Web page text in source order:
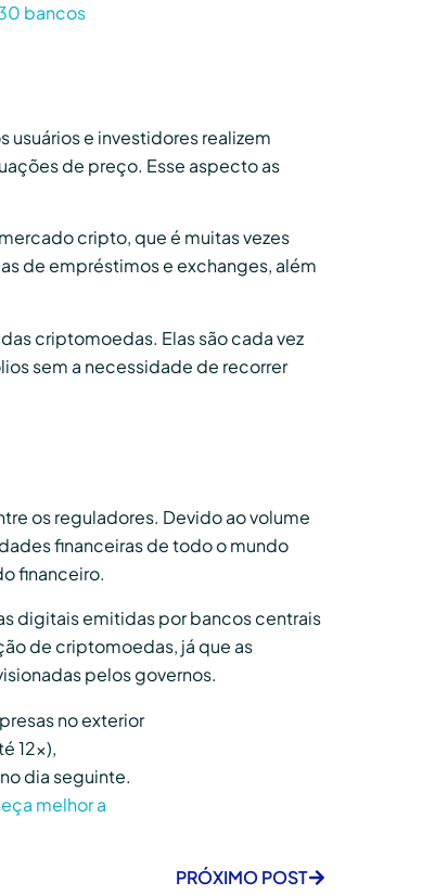
bancos
e investidores realizem
de preço. Esse aspecto as
cripto, que é muitas vezes
de empréstimos e exchanges, além
criptomoedas. Elas são cada vez
sem a necessidade de recorrer
os reguladores. Devido ao volume
financeiras de todo o mundo
financeiro.
digitais emitidas por bancos centrais
de criptomoedas, já que as
pelos governos.
no exterior
12x),
dia seguinte.
melhor a
PRÓXIMO POST